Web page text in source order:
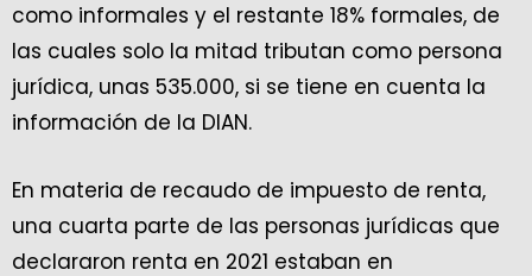
como informales y el restante 18% formales, de
las cuales solo la mitad tributan como persona
jurídica, unas 535.000, si se tiene en cuenta la
información de la DIAN.
En materia de recaudo de impuesto de renta,
una cuarta parte de las personas jurídicas que
declararon renta en 2021 estaban en